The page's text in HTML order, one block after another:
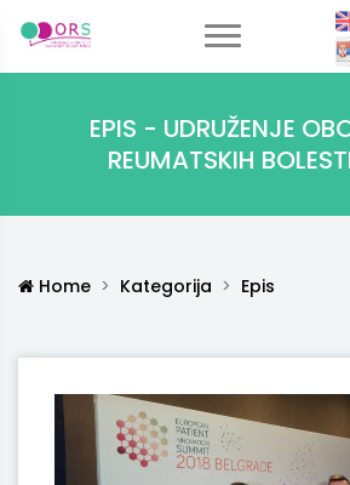
EPIS - UDRUŽENJE
REUMATSKIH
Home Kategorija Epis